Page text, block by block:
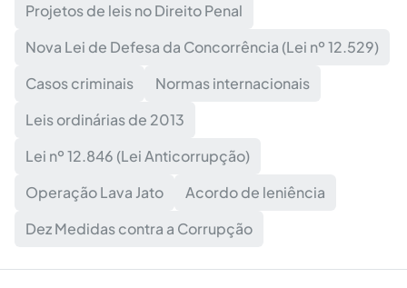
Projetos de leis no Direito Penal
Nova Lei de Defesa da Concorrência (Lei nº 12.529)
Casos criminais
Normas internacionais
Leis ordinárias de 2013
Lei nº 12.846 (Lei Anticorrupção)
Operação Lava Jato
Acordo de leniência
Dez Medidas contra a Corrupção